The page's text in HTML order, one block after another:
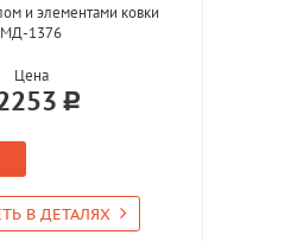
и элементами ковки
МД-1376
Цена
В ДЕТАЛЯХ